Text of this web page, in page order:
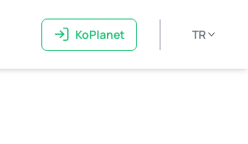
KoPlanet TR